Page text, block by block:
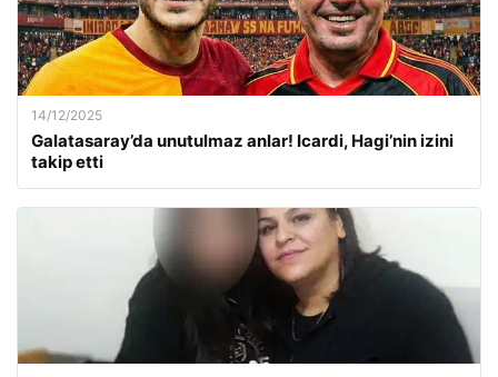
14/12/2025
Galatasaray’da unutulmaz anlar! Icardi, Hagi’nin izini
takip etti